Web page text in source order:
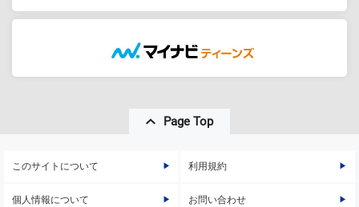
Page Top
このサイトについて 利用規約
個人情報について お問い合わせ